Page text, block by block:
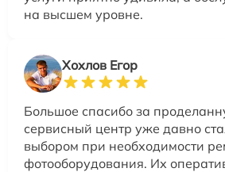
на высшем уровне.
Хохлов Егор
Большое спасибо за
сервисный центр уже давно
выбором при необходимости
фотооборудования. Их